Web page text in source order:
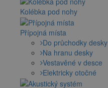
Kolébka pod nohy
Přípojná místa
Do průchodky desky
Na hranu desky
Vestavěné v desce
Elektricky otočné